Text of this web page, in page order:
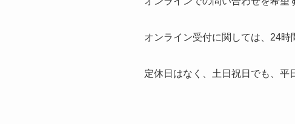
オンライン受付に関しては、24時
定休日はなく、土日祝日でも、平